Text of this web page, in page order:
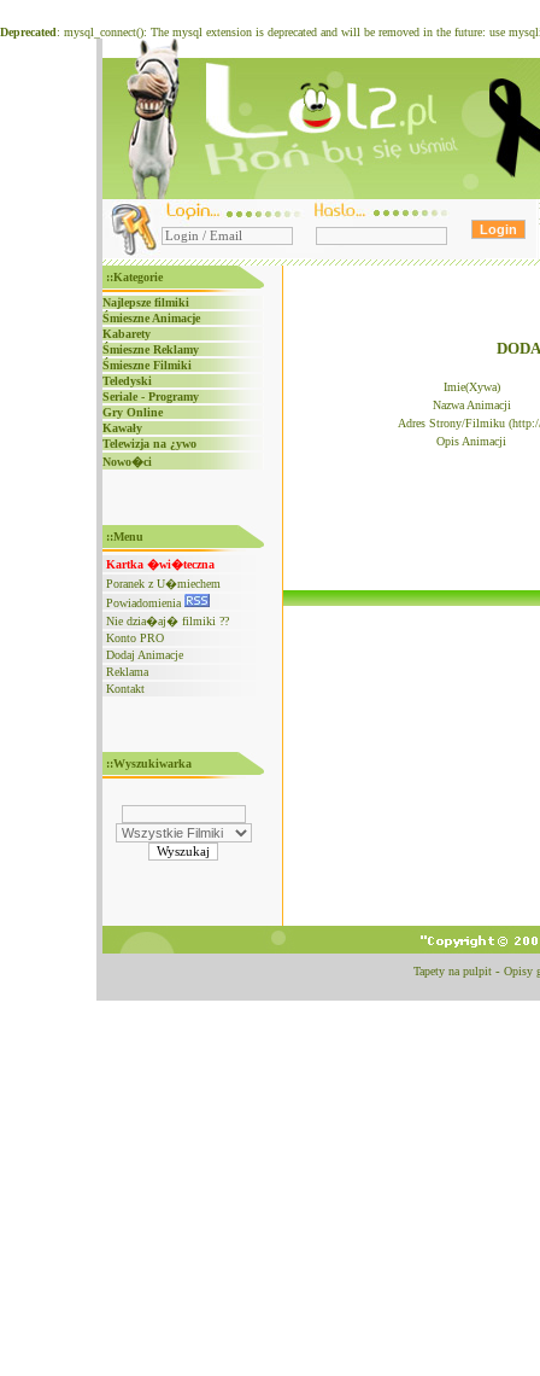
Deprecated: mysql_connect(): The mysql extension is deprecated and will be removed in the future: use
::Kategorie
Najlepsze filmiki
Śmieszne Animacje
Kabarety
Śmieszne Reklamy
Śmieszne Filmiki
Teledyski
Seriale - Programy
Gry Online
Kawały
Telewizja na ¿ywo
Nowo�ci
::Menu
Kartka �wi�teczna
Poranek z U�miechem
Powiadomienia
Nie dzia�aj� filmiki ??
Konto PRO
Dodaj Animacje
Reklama
Kontakt
::Wyszukiwarka
Imie(Xywa)
Nazwa Animacji
Adres Strony/Filmiku
Opis Animacji
Tapety na pulpit - Opisy